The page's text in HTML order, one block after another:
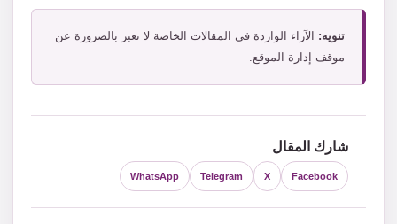
تنويه: الآراء الواردة في المقالات الخاصة لا تعبر بالضرورة عن
موقف إدارة الموقع.
شارك المقال
Facebook
X
Telegram
WhatsApp